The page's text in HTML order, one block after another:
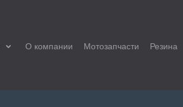
О компании Мотозапчасти Резина